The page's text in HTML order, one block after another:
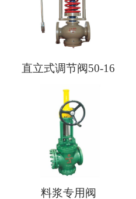
直立式调节阀50-16
料浆专用阀